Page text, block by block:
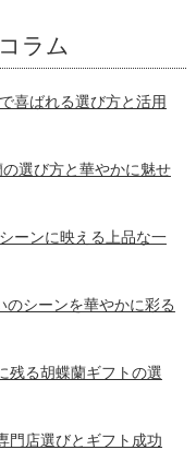
ラム
喜ばれる選び方と活用
選び方と華やかに魅せ
ーンに映える上品な一
シーンを華やかに彩る
残る胡蝶蘭ギフトの選
門店選びとギフト成功